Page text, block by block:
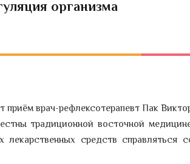
организма
врач-рефлексотерапевт Пак
традиционной восточной
средств справляться